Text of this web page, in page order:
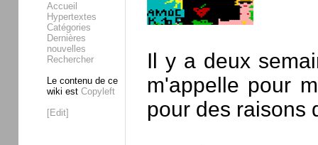
Accueil
Hypertextes
Catégories
Dernières
nouvelles
Rechercher
Le contenu de ce
wiki est Copyleft
[Edit]
Il y a deux
m'appelle pour
pour des raisons